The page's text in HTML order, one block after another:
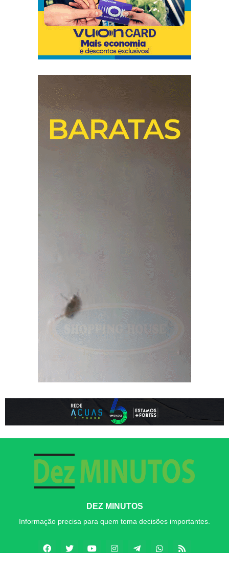
DEZ MINUTOS
Informação precisa para quem toma decisões importantes.